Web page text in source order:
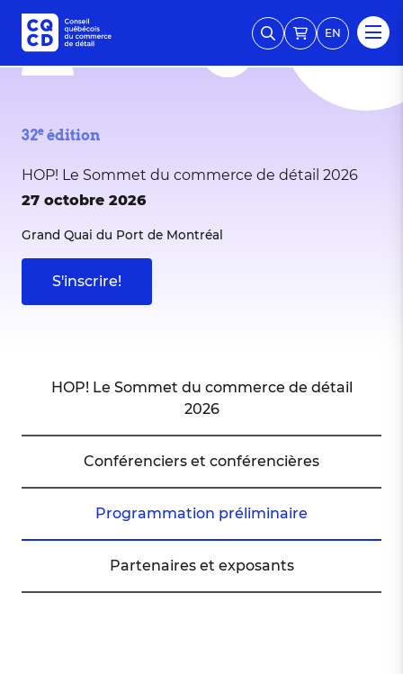
EN
32e édition
HOP! Le Sommet du commerce de détail 2026
27 octobre 2026
Grand Quai du Port de Montréal
S'inscrire!
HOP! Le Sommet du commerce de détail
2026
Conférenciers et conférencières
Programmation préliminaire
Partenaires et exposants